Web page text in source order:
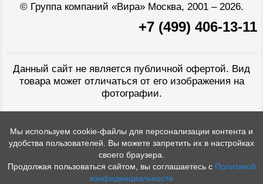
© Группа компаний «Вира»Москва, 2001 – 2026.
+7 (499) 406-13-11
Данный сайт не является публичной офертой. Вид
товара может отличаться от его изображения на
фотографии.
Мы используем cookie-файлы для персонализации контента и
удобства пользователей. Вы можете запретить их в настройках
своего браузера.
Продолжая пользоваться сайтом, вы соглашаетесь с Политикой
конфиденциальности